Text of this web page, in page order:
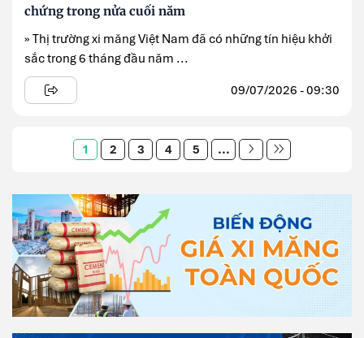
chứng trong nửa cuối năm
» Thị trường xi măng Việt Nam đã có những tín hiệu khởi
sắc trong 6 tháng đầu năm ...
09/07/2026 - 09:30
1 2 3 4 5 ...